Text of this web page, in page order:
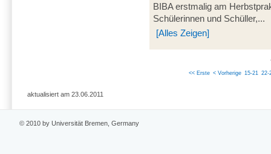
BIBA erstmalig am
Schülerinnen und Schüller,...
[Alles Zeigen]
<< Erste < Vorherige 15-21 22-
aktualisiert am 23.06.2011
© 2010 by Universität Bremen, Germany